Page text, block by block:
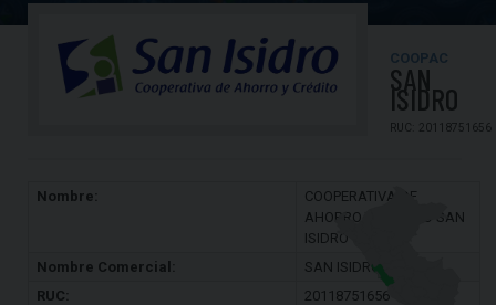
COOPAC
SAN
ISIDRO
RUC: 20118751656
Nombre:
COOPERATIVA DE
AHORRO Y CREDITO SAN
ISIDRO
Nombre Comercial:
SAN ISIDRO
RUC:
20118751656